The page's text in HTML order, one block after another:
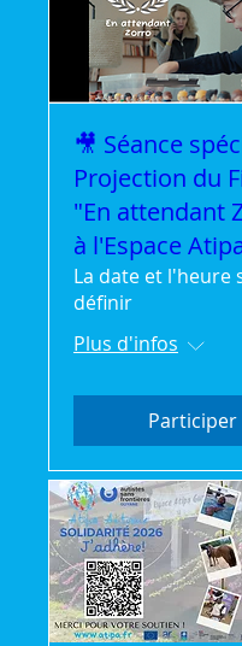
🎥 Séance
Projection du
"En attendant
à l'Espace
La date et l'heure
définir
Plus d'infos
Participer